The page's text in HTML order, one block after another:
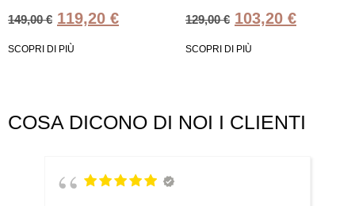
149,00€ 119,20 €
SCOPRI DI PIÙ
129,00€ 103,20 €
SCOPRI DI PIÙ
COSA DICONO DI NOI I CLIENTI